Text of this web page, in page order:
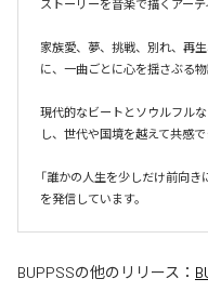
ストーリーを音楽で描くアーテ
家族愛、夢、挑戦、別れ、再
に、一曲ごとに心を揺さぶる物
現代的なビートとソウルフル
し、世代や国境を越えて共感で
「誰かの人生を少しだけ前向
を発信しています。
BUPPSSの他のリリース：